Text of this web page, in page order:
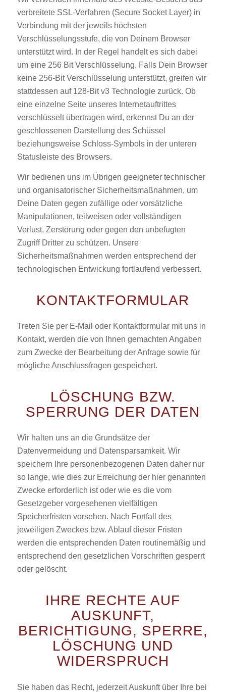
verbreitete SSL-Verfahren (Secure Socket Layer) in
Verbindung mit der jeweils höchsten
Verschlüsselungsstufe, die von Deinem Browser
unterstützt wird. In der Regel handelt es sich dabei
um eine 256 Bit Verschlüsselung. Falls Dein Browser
keine 256-Bit Verschlüsselung unterstützt, greifen wir
stattdessen auf 128-Bit v3 Technologie zurück. Ob
eine einzelne Seite unseres Internetauftrittes
verschlüsselt übertragen wird, erkennst Du an der
geschlossenen Darstellung des Schüssel
beziehungsweise Schloss-Symbols in der unteren
Statusleiste des Browsers.
Wir bedienen uns im Übrigen geeigneter technischer
und organisatorischer Sicherheitsmaßnahmen, um
Deine Daten gegen zufällige oder vorsätzliche
Manipulationen, teilweisen oder vollständigen
Verlust, Zerstörung oder gegen den unbefugten
Zugriff Dritter zu schützen. Unsere
Sicherheitsmaßnahmen werden entsprechend der
technologischen Entwickung fortlaufend verbessert.
KONTAKTFORMULAR
Treten Sie per E-Mail oder Kontaktformular mit uns in
Kontakt, werden die von Ihnen gemachten Angaben
zum Zwecke der Bearbeitung der Anfrage sowie für
mögliche Anschlussfragen gespeichert.
LÖSCHUNG BZW.
SPERRUNG DER DATEN
Wir halten uns an die Grundsätze der
Datenvermeidung und Datensparsamkeit. Wir
speichern Ihre personenbezogenen Daten daher nur
so lange, wie dies zur Erreichung der hier genannten
Zwecke erforderlich ist oder wie es die vom
Gesetzgeber vorgesehenen vielfältigen
Speicherfristen vorsehen. Nach Fortfall des
jeweiligen Zweckes bzw. Ablauf dieser Fristen
werden die entsprechenden Daten routinemäßig und
entsprechend den gesetzlichen Vorschriften gesperrt
oder gelöscht.
IHRE RECHTE AUF
AUSKUNFT,
BERICHTIGUNG, SPERRE,
LÖSCHUNG UND
WIDERSPRUCH
Sie haben das Recht, jederzeit Auskunft über Ihre bei